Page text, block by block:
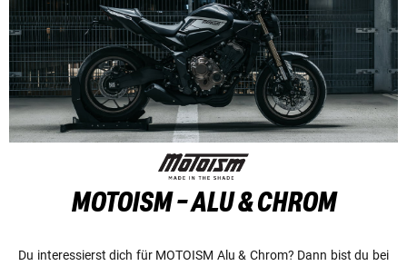
MOTOISM - ALU & CHROM
Du interessierst dich für MOTOISM Alu & Chrom? Dann bist du bei